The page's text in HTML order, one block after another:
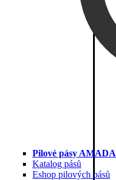
Pilové pásy AMADA
Katalog pásů
Eshop pilových pásů